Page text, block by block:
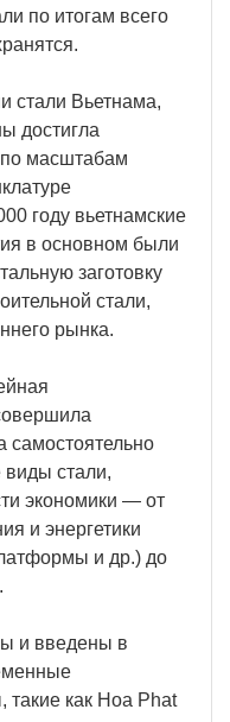
по итогам всего
стали Вьетнама,
достигла
по масштабам
году вьетнамские
в основном были
заготовку
стали,
рынка.
самостоятельно
виды стали,
экономики — от
и энергетики
и др.) до
и введены в
такие как Hoa Phat